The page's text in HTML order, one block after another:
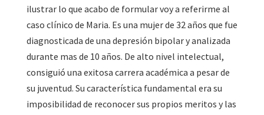
ilustrar lo que acabo de formular voy a referirme al
caso clínico de Maria. Es una mujer de 32 años que fue
diagnosticada de una depresión bipolar y analizada
durante mas de 10 años. De alto nivel intelectual,
consiguió una exitosa carrera académica a pesar de
su juventud. Su característica fundamental era su
imposibilidad de reconocer sus propios meritos y las